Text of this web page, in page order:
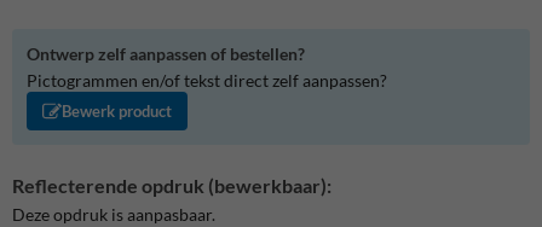
Ontwerp zelf aanpassen of bestellen?
Pictogrammen en/of tekst direct zelf aanpassen?
Bewerk product
Reflecterende opdruk (bewerkbaar):
Deze opdruk is aanpasbaar.